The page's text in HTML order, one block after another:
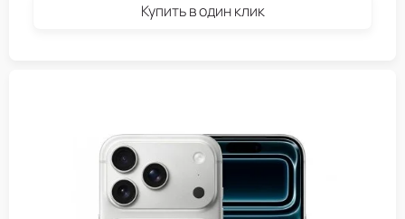
Купить в один клик